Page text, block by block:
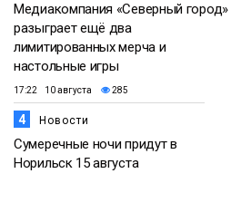
Медиакомпания «Северный город»
разыграет ещё два
лимитированных мерча и
настольные игры
17:22 10 августа 285
4 Новости
Сумеречные ночи придут в
Норильск 15 августа